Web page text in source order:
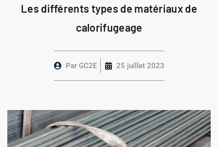
Les différents types de matériaux de
calorifugeage
ParGC2E 25 juillet 2023